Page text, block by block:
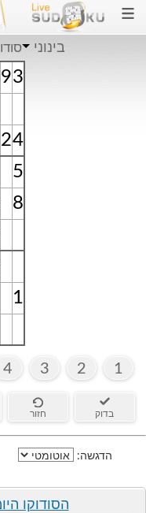
בינוני סודוקו
93
24
5
8
1
1
2
3
4
בדוק חזור
הדגשה:
הסודוקו